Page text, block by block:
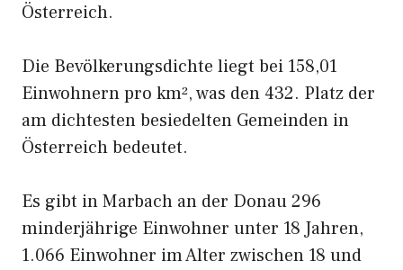
Österreich.
Die Bevölkerungsdichte liegt bei 158,01
Einwohnern pro km², was den 432. Platz der
am dichtesten besiedelten Gemeinden in
Österreich bedeutet.
Es gibt in Marbach an der Donau 296
minderjährige Einwohner unter 18 Jahren,
1.066 Einwohner im Alter zwischen 18 und